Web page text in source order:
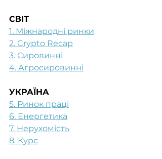
СВІТ
1. Міжнародні ринки
2. Crypto Recap
3. Сировинні
4. Агросировинні
УКРАЇНА
5. Ринок праці
6. Енергетика
7. Нерухомість
8. Курс